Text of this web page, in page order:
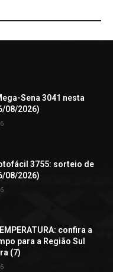
Sena 3041 nesta
08/2026)
3755: sorteio de
08/2026)
confira a
para a Região Sul
(7)